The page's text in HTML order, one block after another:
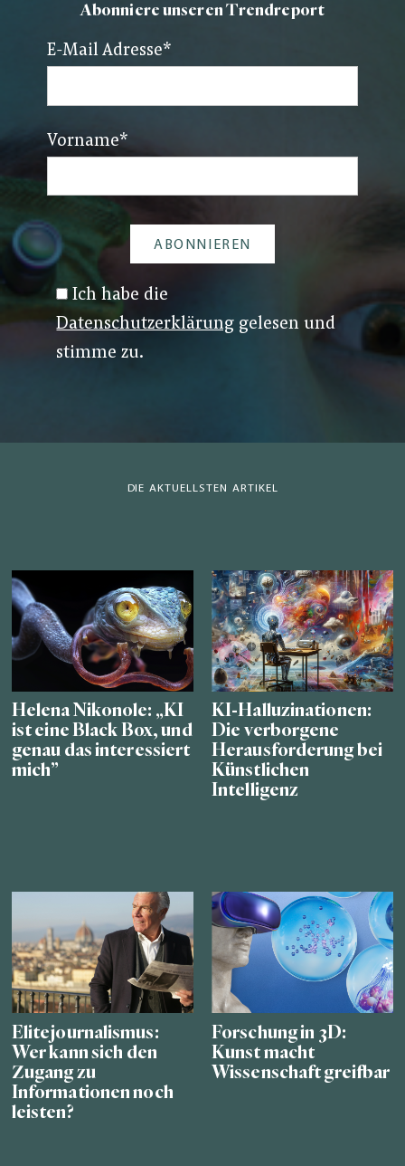
Abonniere unseren Trendreport
E-Mail Adresse*
Vorname*
Ich habe die
Datenschutzerklärung gelesen und
stimme zu.
DIE AKTUELLSTEN ARTIKEL
Helena Nikonole: „KI
ist eine Black Box, und
genau das interessiert
mich”
KI-Halluzinationen:
Die verborgene
Herausforderung bei
Künstlichen
Intelligenz
Elitejournalismus:
Wer kann sich den
Zugang zu
Informationen noch
leisten?
Forschung in 3D:
Kunst macht
Wissenschaft greifbar